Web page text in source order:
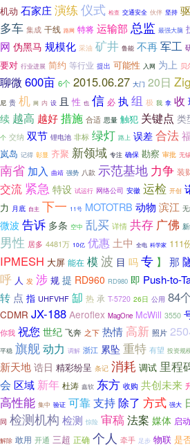
机动 石家庄演练 仪式 检查 交通安全 伙伴 坚持
多车 集成 干线 路网 特将 运输部 总监 最强大脑
网 伪黑马 规模化 采油 矿井 鲁能 不再军工
要对 行业进展 简约 等行业 提出 可能性 入网 为上 贝
聊微 600亩 6个 2015.06.27 大门 20日
尼 贵 机 网 内 设 且 性 也 信 必 执 组 极 我 拿 收
续 越高 越好措施 合适 思量 触犯 关键点 类
个 交纳 双节 锂电池 非标 绿灯 路上 误差 合法
岚岛 记得 彰显 齐聚 新领域 专注 确保 勘察 审批 无
南省 加入 曲靖 强势 八款 示范基地 力争 装
交流 紧急 特设 试运行 网络公司 安徽 运检 开创
力 月底 自主 下一 11号 MOTOTRB 动物 滨江
微波 告诉 多条 空中 乱买 详情 共存 广佛
男性 居多 4481万 10亿 优惠 土中 全电 科学家 111
IPMESH 大屏 能在 模 波 目 吗 专 】 那
呼 人 发 涉 规 提 RD960 RD980 即 Push-to-
转 点 指 UHFVHF 缷 热 承 T-5720 26日 公用 84
CDMR JX-188 Aeroflex MagOne McWill 3550
你我 祝您 世纪 飞奔 之下 热情 高新 照片
平稳 旗舰动力 调解 浙江 累坠 重特 有望 投资规
新天地 诰日 精彩纷呈 条记 消耗 调试 里程
会 区域 新年 杜涛 鑫软 东方 收购 共创未来
高性能 集中 验证 可靠支持除了 方式 强大
同 检测机构 检测 惊险 审稿法案 媒体 启动
解除 敢用 开通 三超 正确 个人 牵手 足步 物联 是